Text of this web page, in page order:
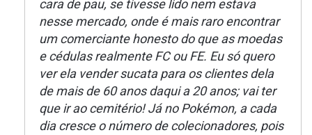
cara de pau, se tivesse lido nem estava
nesse mercado, onde é mais raro encontrar
um comerciante honesto do que as moedas
e cédulas realmente FC ou FE. Eu só quero
ver ela vender sucata para os clientes dela
de mais de 60 anos daqui a 20 anos; vai ter
que ir ao cemitério! Já no Pokémon, a cada
dia cresce o número de colecionadores, pois